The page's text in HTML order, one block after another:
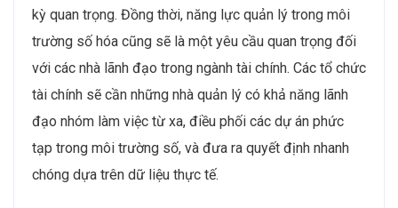
kỳ quan trọng. Đồng thời, năng lực quản lý trong môi
trường số hóa cũng sẽ là một yêu cầu quan trọng đối
với các nhà lãnh đạo trong ngành tài chính. Các tổ chức
tài chính sẽ cần những nhà quản lý có khả năng lãnh
đạo nhóm làm việc từ xa, điều phối các dự án phức
tạp trong môi trường số, và đưa ra quyết định nhanh
chóng dựa trên dữ liệu thực tế.